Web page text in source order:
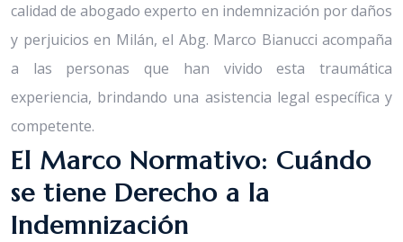
calidad de abogado experto en indemnización por daños
y perjuicios en Milán, el Abg. Marco Bianucci acompaña
a las personas que han vivido esta traumática
experiencia, brindando una asistencia legal específica y
competente.
El Marco Normativo: Cuándo
se tiene Derecho a la
Indemnización